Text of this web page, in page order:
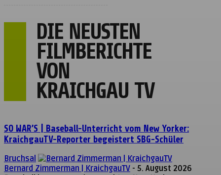
DIE NEUSTEN
FILMBERICHTE
VON
KRAICHGAU TV
SO WAR’S | Baseball-Unterricht vom New Yorker:
KraichgauTV-Reporter begeistert SBG-Schüler
Bruchsal
Bernard Zimmerman | KraichgauTV - 5. August 2026